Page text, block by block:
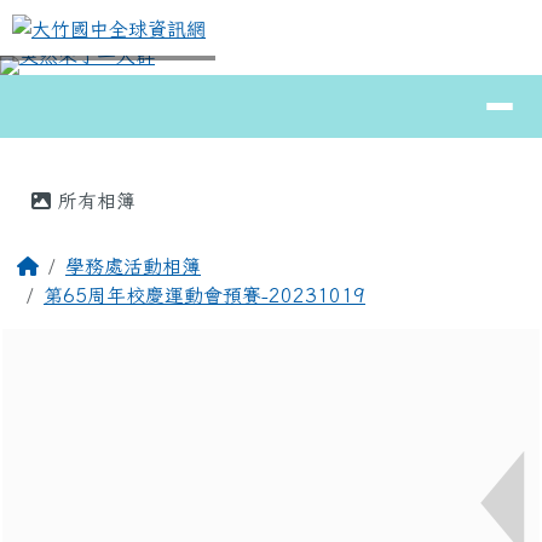
跳至主內容區
大竹國中全球資訊網
⏸
所有相簿
回首頁學務處活動相簿
第65周年校慶運動會預賽-20231019